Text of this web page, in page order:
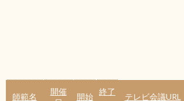
師範名
開催
開始
終了
テレビ会議URL